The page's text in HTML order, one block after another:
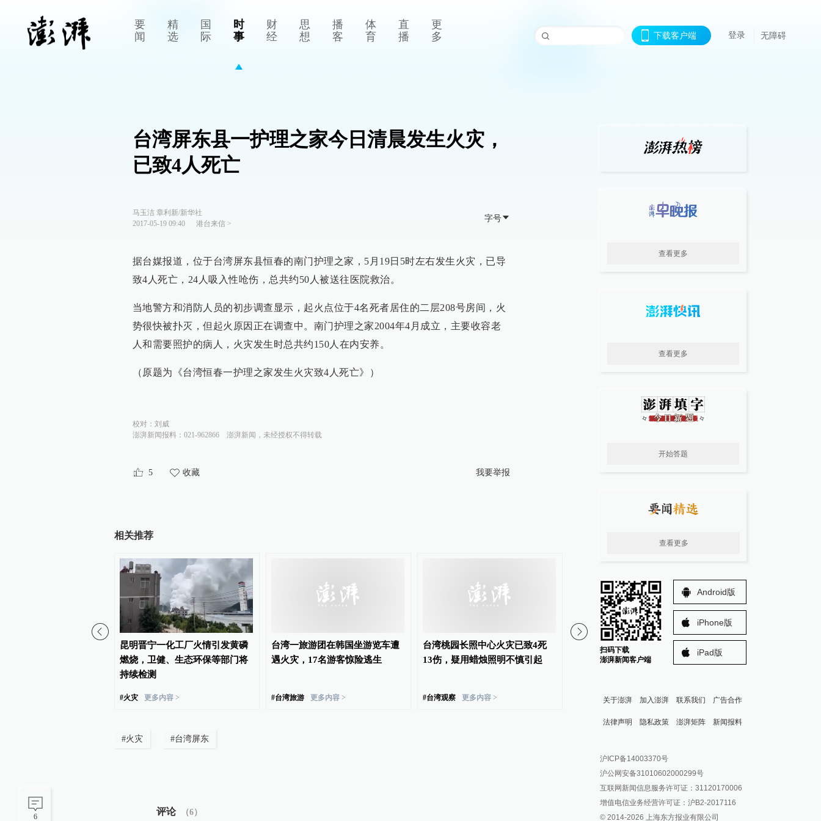
要
闻
精
选
国
际
时
事
财
经
思
想
播
客
体
育
直
播
更
多
下载客户端 登录 无障碍
6
台湾屏东县一护理之家今日清晨发生火灾，
已致4人死亡
马玉洁 章利新/新华社
2017-05-19 09:40
港台来信>
字号
据台媒报道，位于台湾屏东县恒春的南门护理之家，5月19日5时左右发生火灾，已导
致4人死亡，24人吸入性呛伤，总共约50人被送往医院救治。
当地警方和消防人员的初步调查显示，起火点位于4名死者居住的二层208号房间，火
势很快被扑灭，但起火原因正在调查中。南门护理之家2004年4月成立，主要收容老
人和需要照护的病人，火灾发生时总共约150人在内安养。
（原题为《台湾恒春一护理之家发生火灾致4人死亡》）
校对： 刘威
澎湃新闻报料：021-962866
澎湃新闻，未经授权不得转载
5 收藏 我要举报
相关推荐
昆明晋宁一化工厂火情引发黄磷
燃烧，卫健、生态环保等部门将
持续检测
#火灾 更多内容 >
台湾一旅游团在韩国坐游览车遭
遇火灾，17名游客惊险逃生
#台湾旅游 更多内容 >
台湾桃园长照中心火灾已致4死
13伤，疑用蜡烛照明不慎引起
#台湾观察 更多内容 >
台湾桃园一安老中心发生火灾，
已致4人遇难13人受伤
台湾观察 更多内容 >
#火灾 #台湾屏东
评论 （6）
查看更多
查看更多
开始答题
查看更多
扫码下载
澎湃新闻客户端
Android版
iPhone版
iPad版
关于澎湃 加入澎湃 联系我们 广告合作
法律声明 隐私政策 澎湃矩阵
澎湃新闻公众号
澎湃新闻抖音号
派生万物开放平台
IP SHANGHAI
新闻报料
报料邮箱: news@thepaper.cn
沪ICP备14003370号
沪公网安备31010602000299号
互联网新闻信息服务许可证：31120170006
增值电信业务经营许可证：沪B2-2017116
© 2014-2026 上海东方报业有限公司